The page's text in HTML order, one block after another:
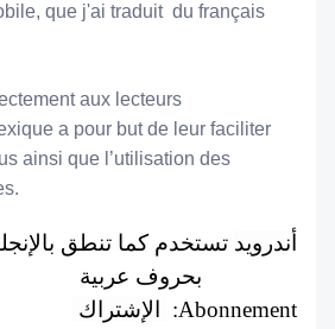
, que j'ai traduit  du français
aux lecteurs
a pour but de leur faciliter
ainsi que l’utilisation des
أندرويد
:Abonnement